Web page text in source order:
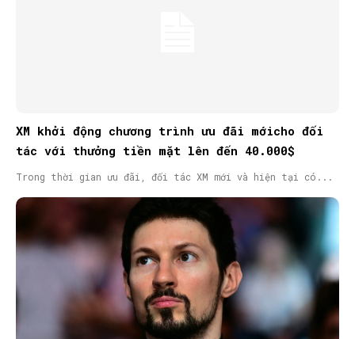
XM khởi động chương trình ưu đãi mớicho đối
tác với thưởng tiền mặt lên đến 40.000$
Trong thời gian ưu đãi, đối tác XM mới và hiện tại có...